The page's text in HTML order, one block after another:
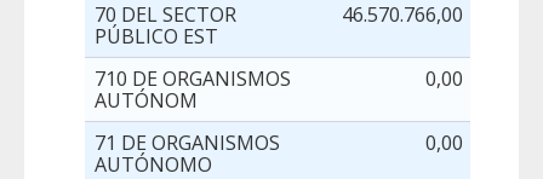
70 DEL SECTOR
PÚBLICO EST
46.570.766,00
710 DE ORGANISMOS
AUTÓNOM
0,00
71 DE ORGANISMOS
AUTÓNOMO
0,00